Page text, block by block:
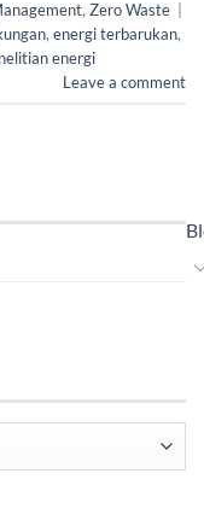
, Zero Waste
, energi terbarukan,
energi
Leave a comment